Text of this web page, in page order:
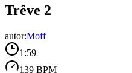
Trêve 2
autor:Moff
1:59
139 BPM